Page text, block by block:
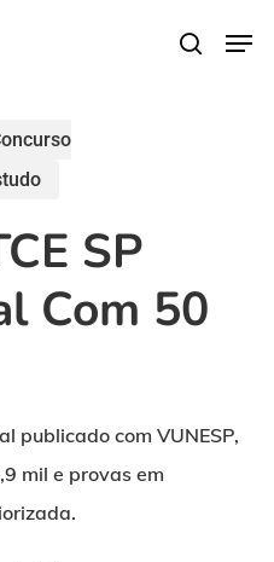
search
SP
Com 50
publicado com VUNESP,
mil e provas em